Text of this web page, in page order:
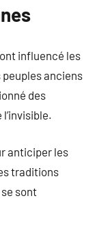
influencé les
anciens
des
anticiper les
traditions
sont